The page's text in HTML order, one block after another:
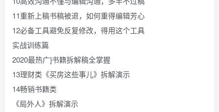
11重新上稿书稿被退，如何重得编辑芳心
12必备工具避免反复修改，得用这个工具
实战训练篇
2020最热广]书籍拆解稿全掌握
13理财类《买房这些事儿》拆解演示
14畅销书籍类
《局外人》拆解演示